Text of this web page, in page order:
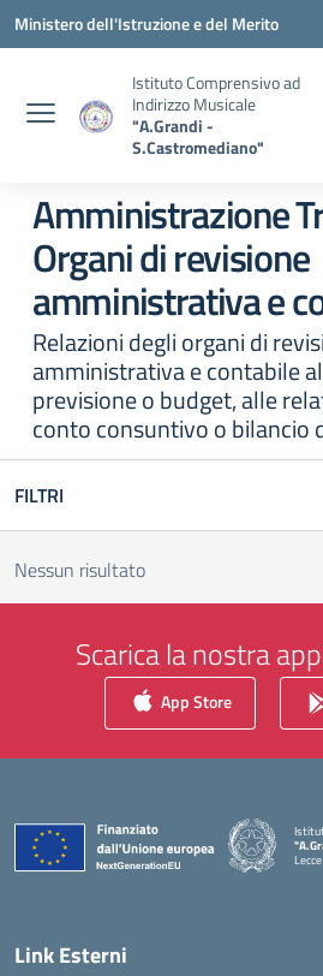
Vai ai contenuti
Vai al menu di navigazione
Vai al footer
Ministero dell'Istruzione e del Merito
Istituto Comprensivo ad
Indirizzo Musicale
"A.Grandi -
S.Castromediano"
Amministrazione
Organi di revisione
amministrativa e
Relazioni degli organi di
amministrativa e contabile
previsione o budget, alle
conto consuntivo o bilancio
FILTRI
Nessun risultato
Scarica la nostra
App Store
Lecce
Link Esterni